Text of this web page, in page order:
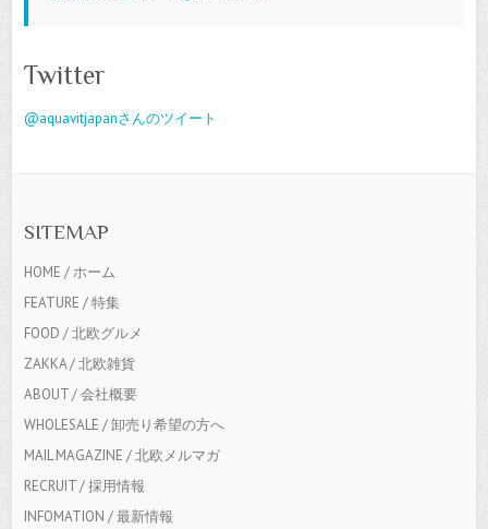
Twitter
@aquavitjapanさんのツイート
SITEMAP
HOME / ホーム
FEATURE / 特集
FOOD / 北欧グルメ
ZAKKA / 北欧雑貨
ABOUT / 会社概要
WHOLESALE / 卸売り希望の方へ
MAIL MAGAZINE / 北欧メルマガ
RECRUIT / 採用情報
INFOMATION / 最新情報